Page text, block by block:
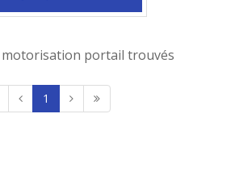
motorisation portail trouvés
1